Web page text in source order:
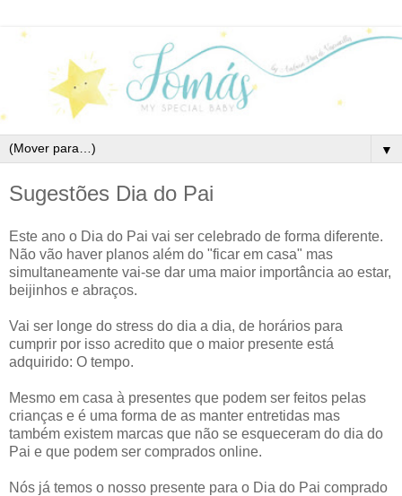
▼
Sugestões Dia do Pai
Este ano o Dia do Pai vai ser celebrado de forma diferente.
Não vão haver planos além do "ficar em casa" mas
simultaneamente vai-se dar uma maior importância ao estar,
beijinhos e abraços.
Vai ser longe do stress do dia a dia, de horários para
cumprir por isso acredito que o maior presente está
adquirido: O tempo.
Mesmo em casa à presentes que podem ser feitos pelas
crianças e é uma forma de as manter entretidas mas
também existem marcas que não se esqueceram do dia do
Pai e que podem ser comprados online.
Nós já temos o nosso presente para o Dia do Pai comprado